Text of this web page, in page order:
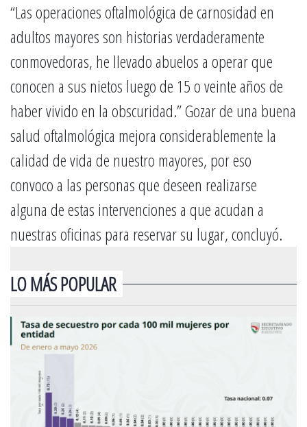
“Las operaciones oftalmológica de carnosidad en
adultos mayores son historias verdaderamente
conmovedoras, he llevado abuelos a operar que
conocen a sus nietos luego de 15 o veinte años de
haber vivido en la obscuridad.” Gozar de una buena
salud oftalmológica mejora considerablemente la
calidad de vida de nuestro mayores, por eso
convoco a las personas que deseen realizarse
alguna de estas intervenciones a que acudan a
nuestras oficinas para reservar su lugar, concluyó.
LO MÁS POPULAR